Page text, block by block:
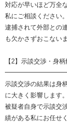
対応が早いほど万全
私にご相談ください。
逮捕されて外部との
も欠かさずおこないま
【2】示談交渉・身
示談交渉の結果は身
に大きく影響します。
被疑者自身で示談交
績がある私にお任せ